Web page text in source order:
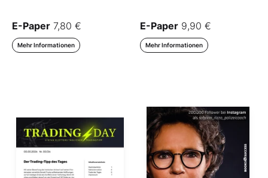
E-Paper 7,80 €
Mehr Informationen
E-Paper 9,90 €
Mehr Informationen